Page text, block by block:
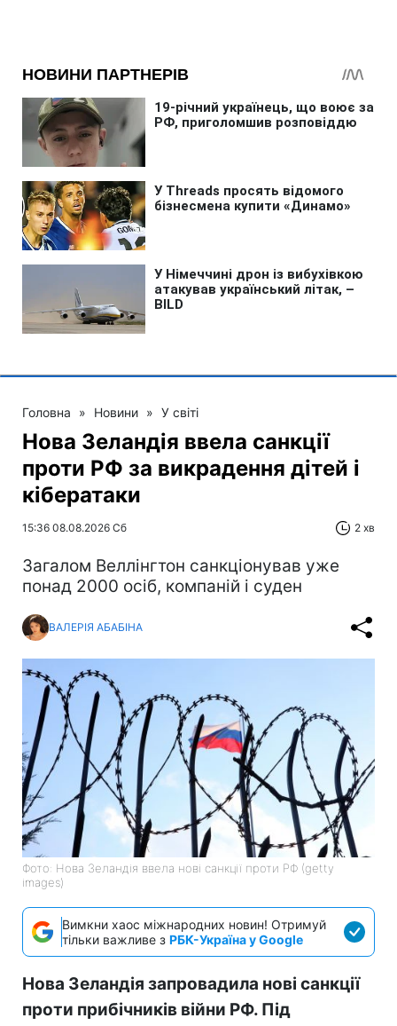
Головна » Новини » У світі
Нова Зеландія ввела санкції
проти РФ за викрадення дітей і
кібератаки
15:36 08.08.2026 Сб 2 хв
Загалом Веллінгтон санкціонував уже
понад 2000 осіб, компаній і суден
ВАЛЕРІЯ АБАБІНА
Фото: Нова Зеландія ввела нові санкції проти РФ (getty
images)
Вимкни хаос міжнародних новин! Отримуй
тільки важливе з РБК-Україна у Google
Нова Зеландія запровадила нові санкції
проти прибічників війни РФ. Під